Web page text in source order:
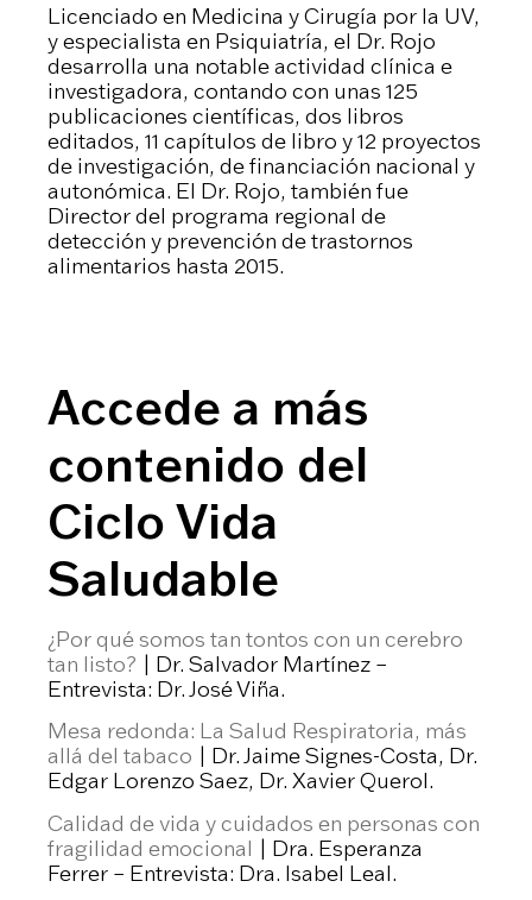
Licenciado en Medicina y Cirugía por la UV,
y especialista en Psiquiatría, el Dr. Rojo
desarrolla una notable actividad clínica e
investigadora, contando con unas 125
publicaciones científicas, dos libros
editados, 11 capítulos de libro y 12 proyectos
de investigación, de financiación nacional y
autonómica. El Dr. Rojo, también fue
Director del programa regional de
detección y prevención de trastornos
alimentarios hasta 2015.
Accede a más
contenido del
Ciclo Vida
Saludable
¿Por qué somos tan tontos con un cerebro
tan listo? | Dr. Salvador Martínez –
Entrevista: Dr. José Viña.
Mesa redonda: La Salud Respiratoria, más
allá del tabaco | Dr. Jaime Signes-Costa, Dr.
Edgar Lorenzo Saez, Dr. Xavier Querol.
Calidad de vida y cuidados en personas con
fragilidad emocional | Dra. Esperanza
Ferrer – Entrevista: Dra. Isabel Leal.